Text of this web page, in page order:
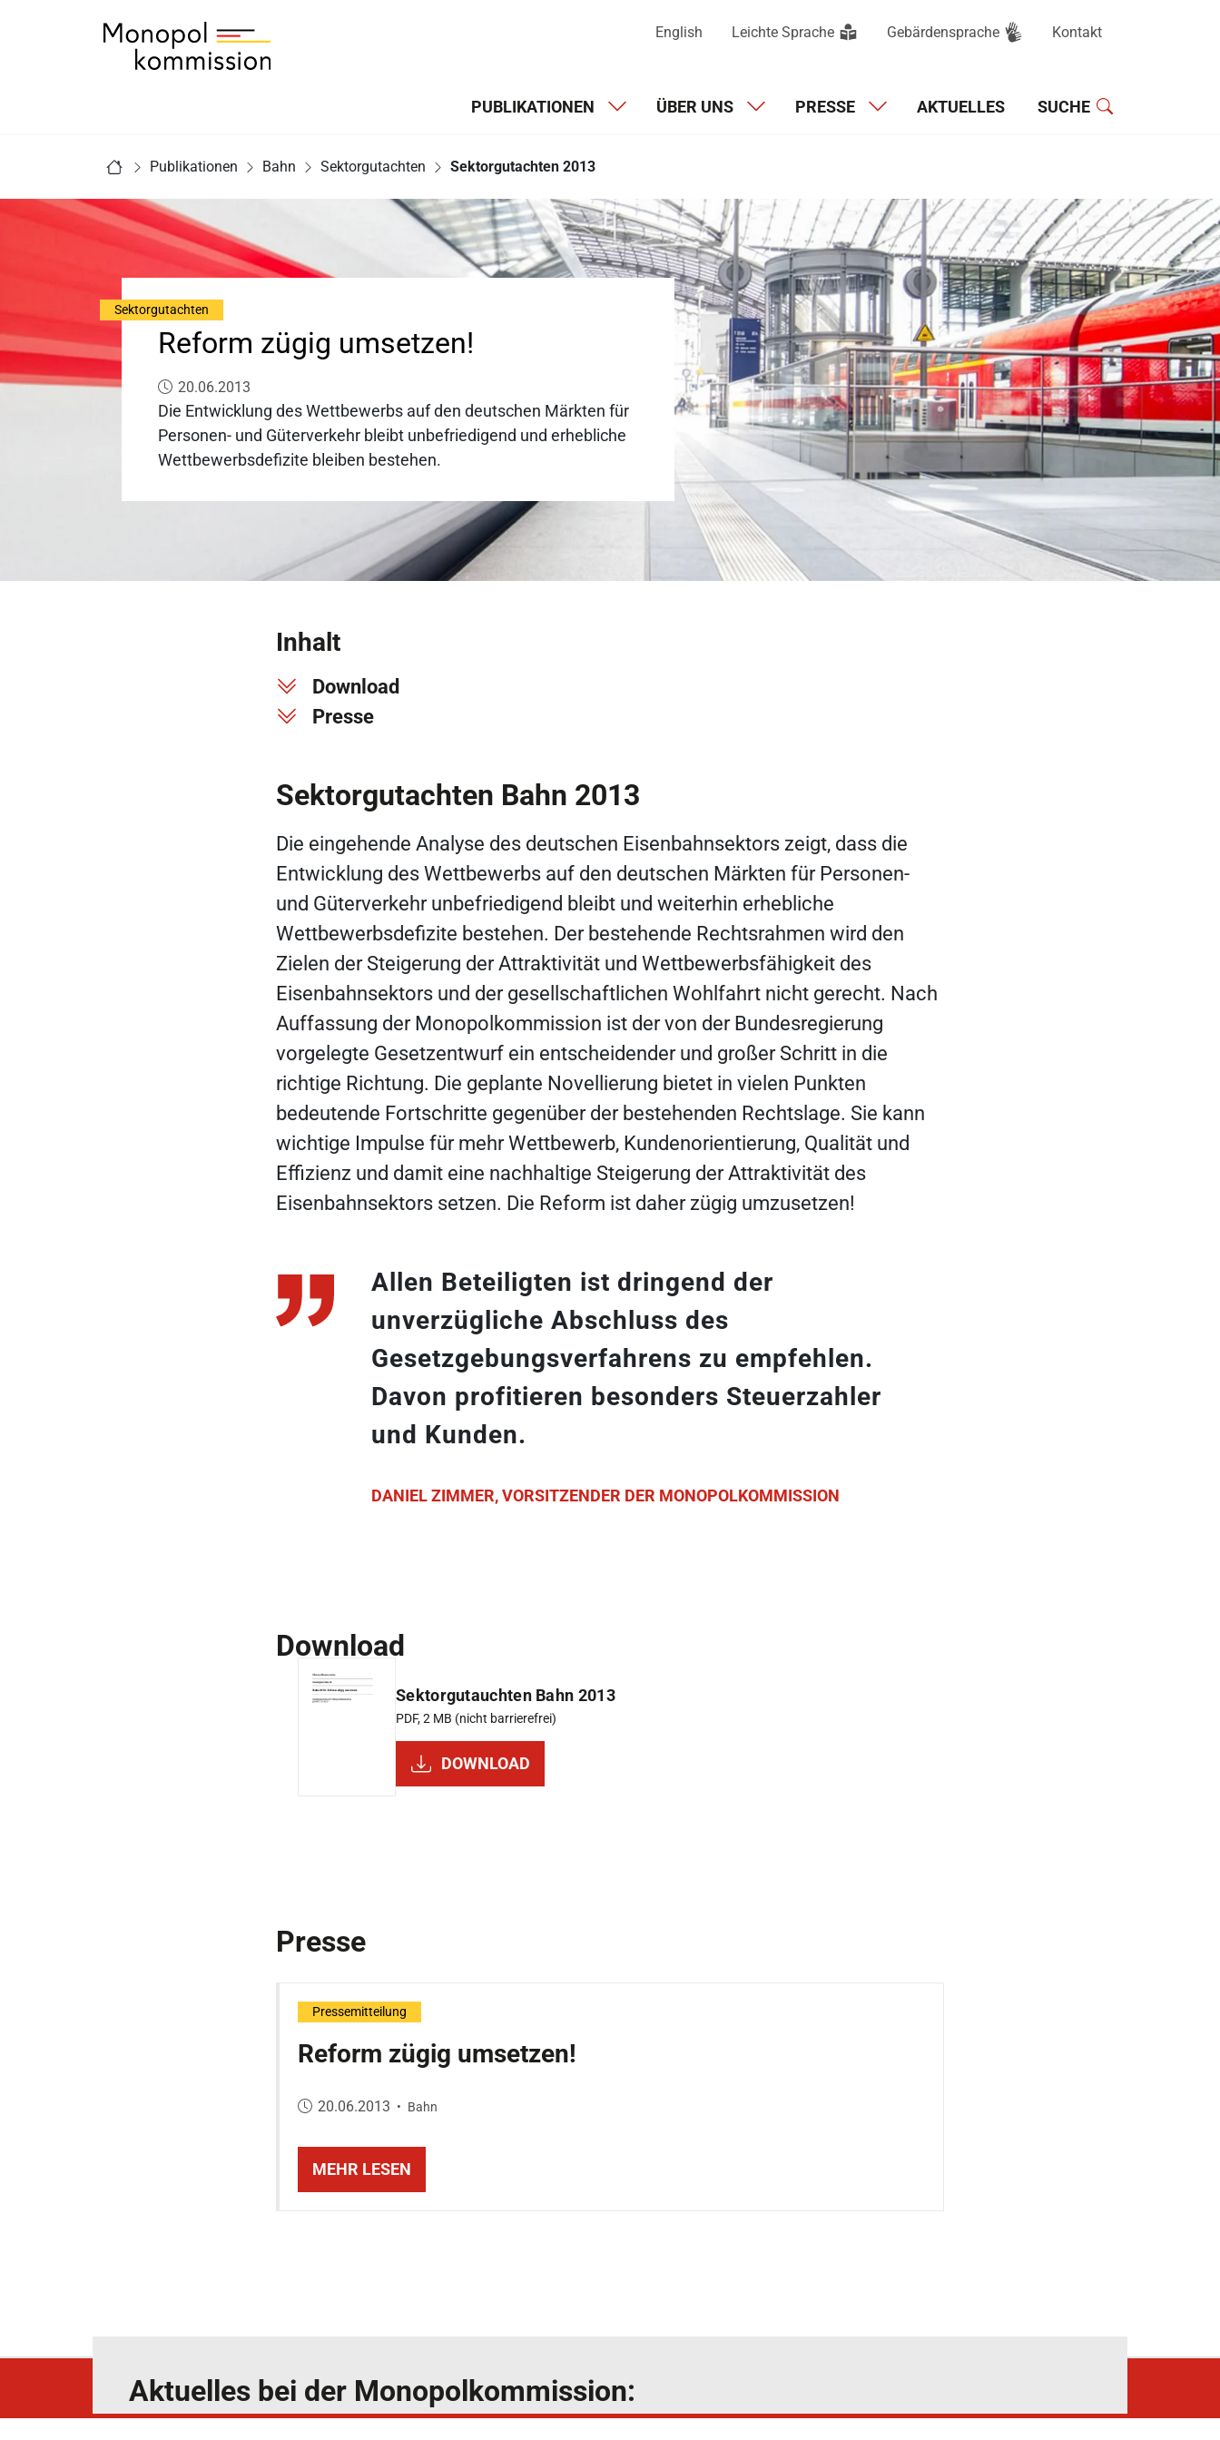
English Leichte Sprache Gebärdensprache Kontakt
PUBLIKATIONEN ÜBER UNS PRESSE AKTUELLES SUCHE
Publikationen Bahn Sektorgutachten Sektorgutachten 2013
Reform zügig umsetzen!
Veröffentlicht am:
20.06.2013
Sektorgutachten
Die Entwicklung des Wettbewerbs auf den deutschen Märkten für
Personen- und Güterverkehr bleibt unbefriedigend und erhebliche
Wettbewerbsdefizite bleiben bestehen.
Inhalt
Download
Presse
Sektorgutachten Bahn 2013
Die eingehende Analyse des deutschen Eisenbahnsektors zeigt, dass die
Entwicklung des Wettbewerbs auf den deutschen Märkten für Personen-
und Güterverkehr unbefriedigend bleibt und weiterhin erhebliche
Wettbewerbsdefizite bestehen. Der bestehende Rechtsrahmen wird den
Zielen der Steigerung der Attraktivität und Wettbewerbsfähigkeit des
Eisenbahnsektors und der gesellschaftlichen Wohlfahrt nicht gerecht. Nach
Auffassung der Monopolkommission ist der von der Bundesregierung
vorgelegte Gesetzentwurf ein entscheidender und großer Schritt in die
richtige Richtung. Die geplante Novellierung bietet in vielen Punkten
bedeutende Fortschritte gegenüber der bestehenden Rechtslage. Sie kann
wichtige Impulse für mehr Wettbewerb, Kundenorientierung, Qualität und
Effizienz und damit eine nachhaltige Steigerung der Attraktivität des
Eisenbahnsektors setzen. Die Reform ist daher zügig umzusetzen!
Allen Beteiligten ist dringend der
unverzügliche Abschluss des
Gesetzgebungsverfahrens zu empfehlen.
Davon profitieren besonders Steuerzahler
und Kunden.
DANIEL ZIMMER, VORSITZENDER DER MONOPOLKOMMISSION
Download
Sektorgutauchten Bahn 2013
PDF, 2 MB (nicht barrierefrei)
DOWNLOAD
Presse
Reform zügig umsetzen!
Veröffentlicht am:
20.06.2013 • Bahn
Pressemitteilung
MEHR LESEN
Aktuelles bei der Monopolkommission:
News4Competition